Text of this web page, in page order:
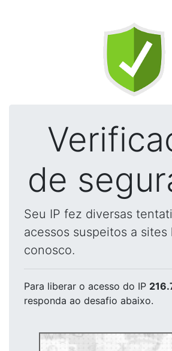
de
Seu IP fez diversas
acessos suspeitos a sites
conosco.
Para liberar o acesso do IP
responda ao desafio abaixo.